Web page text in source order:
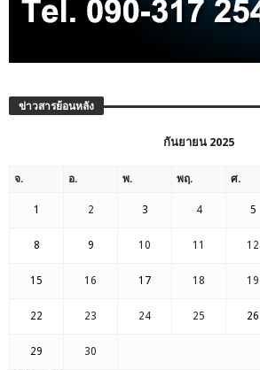
ข่าวสารย้อนหลัง
กันยายน 2025
จ. อ. พ. พฤ. ศ.
1 2 3 4 5
8 9 10 11 12
15 16 17 18 19
22 23 24 25 26
29 30